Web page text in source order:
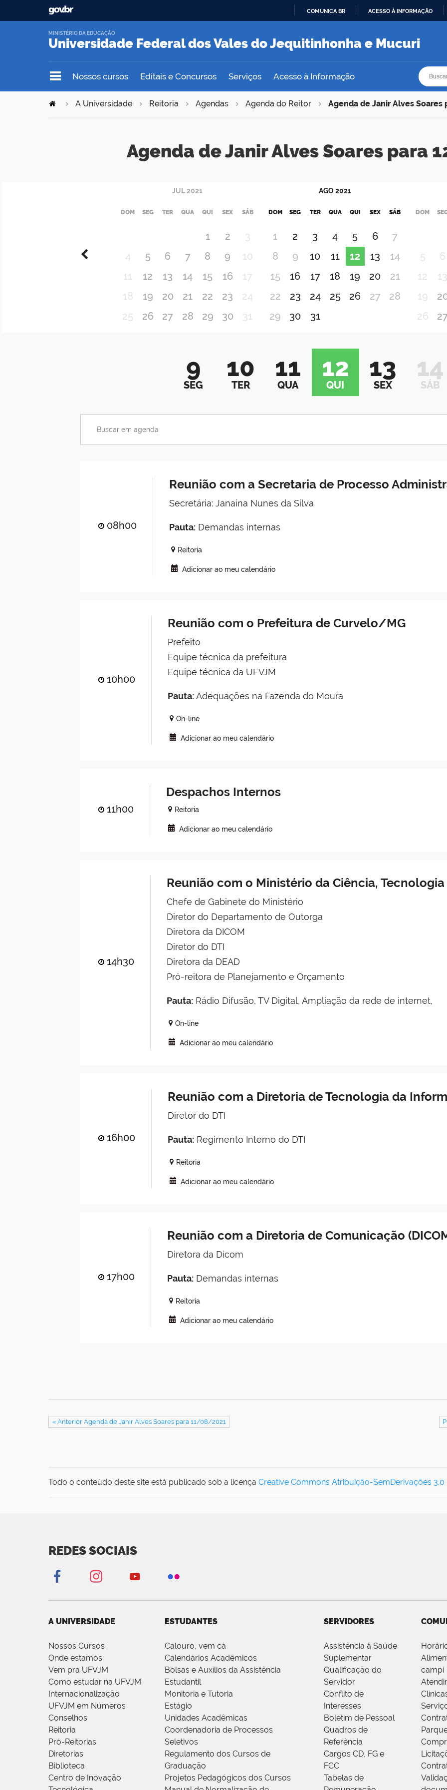
O
COMUNICA BR ACESSO À INFORMAÇÃO
Universidade Federal dos Vales do Jequitinhonha e Mucuri
MINISTÉRIO DA EDUCAÇÃO
Nossos cursos Editais e Concursos Serviços Acesso à Informação
A Universidade Reitoria Agendas Agenda do Reitor Agenda de Janir Alves
Agenda de Janir Alves Soares para
JUL 2021
DOM SEG TER QUA QUI SEX SÁB
1 2
3
4
5 6 7 8 9
10
11
12 13 14 15 16
17
18
19 20 21 22 23
24
25
26 27 28 29 30 31
AGO2021
DOM SEG TER QUA QUI SEX SÁB
1 2 3 4 5 6
7
8
9 10 11 12 13
14
15
16 17 18 19 20
21
22
23 24 25 26 27
28
29
30 31
DOM
5
6
12
19
26
9
SEG
10
TER
11
QUA
12
QUI
13
SEX
14
SÁB
08h00
Reunião com a Secretaria de Processo
Secretária: Janaína Nunes da Silva
Pauta:Demandas internas
Reitoria
Adicionar ao meu calendário
10h00
Reunião com o Prefeitura de Curvelo/MG
Prefeito
Equipe técnica da prefeitura
Equipe técnica da UFVJM
Pauta:Adequações na Fazenda do Moura
On-line
Adicionar ao meu calendário
11h00
Despachos Internos
Reitoria
Adicionar ao meu calendário
14h30
Reunião com o Ministério da Ciência,
Chefe de Gabinete do Ministério
Diretor do Departamento de Outorga
Diretora da DICOM
Diretor do DTI
Diretora da DEAD
Pró-reitora de Planejamento e Orçamento
Pauta:Rádio Difusão, TV Digital, Ampliação da rede de internet,
On-line
Adicionar ao meu calendário
16h00
Reunião com a Diretoria de Tecnologia da
Diretor do DTI
Pauta:Regimento Interno do DTI
Reitoria
Adicionar ao meu calendário
17h00
Reunião com a Diretoria de Comunicação
Diretora da Dicom
Pauta:Demandas internas
Reitoria
Adicionar ao meu calendário
« Anterior Agenda de Janir Alves Soares para 11/08/2021
Todo o conteúdo deste site está publicado sob a licença Creative Commons Atribuição-SemDerivações
REDES SOCIAIS
A UNIVERSIDADE
Nossos Cursos
Onde estamos
Vem pra UFVJM
Como estudar na UFVJM
Internacionalização
UFVJM em Números
Conselhos
Reitoria
Pró-Reitorias
Diretorias
Biblioteca
Centro de Inovação
ESTUDANTES
Calouro, vem cá
Calendários Acadêmicos
Bolsas e Auxílios da Assistência
Estudantil
Monitoria e Tutoria
Estágio
Unidades Acadêmicas
Coordenadoria de Processos
Seletivos
Regulamento dos Cursos de
Graduação
Projetos Pedagógicos dos Cursos
SERVIDORES
Assistência à Saúde
Suplementar
Qualificação do
Servidor
Conflito de
Interesses
Boletim de Pessoal
Quadros de
Referência
Cargos CD, FG e
FCC
Tabelas de
campi